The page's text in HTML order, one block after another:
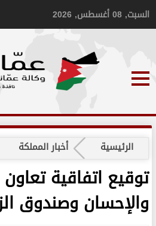
السبت, 08 أغسطس, 2026
الرئيسية أخبار المملكة
توقيع اتفاقية تعاون
والإحسان وصندوق